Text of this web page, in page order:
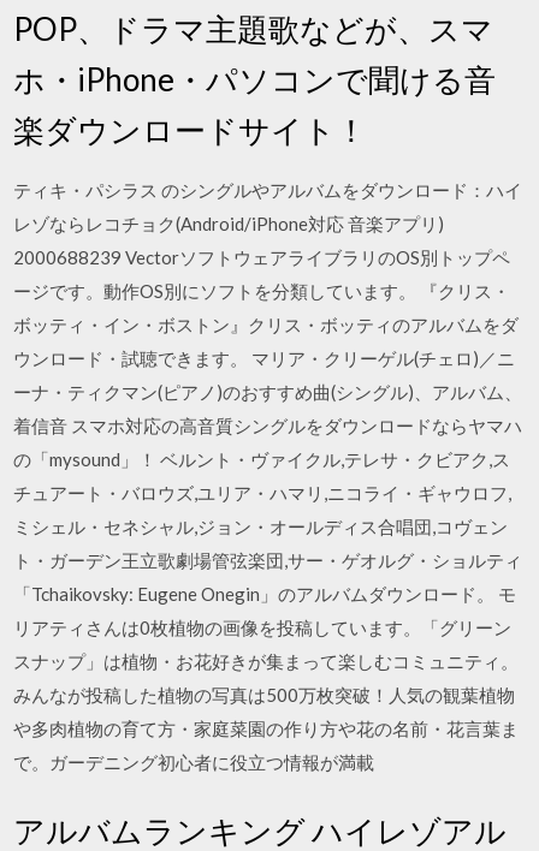
POP、ドラマ主題歌などが、スマ
ホ・iPhone・パソコンで聞ける音
楽ダウンロードサイト！
ティキ・パシラス のシングルやアルバムをダウンロード：ハイ
レゾならレコチョク(Android/iPhone対応 音楽アプリ)
2000688239 VectorソフトウェアライブラリのOS別トップペ
ージです。動作OS別にソフトを分類しています。 『クリス・
ボッティ・イン・ボストン』クリス・ボッティのアルバムをダ
ウンロード・試聴できます。 マリア・クリーゲル(チェロ)／ニ
ーナ・ティクマン(ピアノ)のおすすめ曲(シングル)、アルバム、
着信音 スマホ対応の高音質シングルをダウンロードならヤマハ
の「mysound」！ ベルント・ヴァイクル,テレサ・クビアク,ス
チュアート・バロウズ,ユリア・ハマリ,ニコライ・ギャウロフ,
ミシェル・セネシャル,ジョン・オールディス合唱団,コヴェン
ト・ガーデン王立歌劇場管弦楽団,サー・ゲオルグ・ショルティ
「Tchaikovsky: Eugene Onegin」のアルバムダウンロード。 モ
リアティさんは0枚植物の画像を投稿しています。「グリーン
スナップ」は植物・お花好きが集まって楽しむコミュニティ。
みんなが投稿した植物の写真は500万枚突破！人気の観葉植物
や多肉植物の育て方・家庭菜園の作り方や花の名前・花言葉ま
で。ガーデニング初心者に役立つ情報が満載
アルバムランキング ハイレゾアル